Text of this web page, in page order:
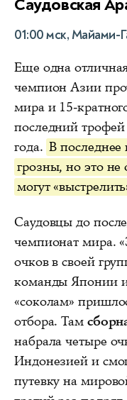
Саудовская
01:00 мск, Майами-
Еще одна
чемпион Азии
мира и 15-
последний
года. В
грозны, но это не
могут
Саудовцы до
чемпионат мира.
очков в своей
команды Японии
«соколам»
отбора. Там
набрала четыре
Индонезией и
путевку на